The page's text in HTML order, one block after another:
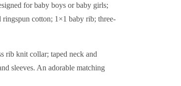
for baby boys or baby girls;
cotton; 1×1 baby rib; three-
rib knit collar; taped neck and
sleeves. An adorable matching